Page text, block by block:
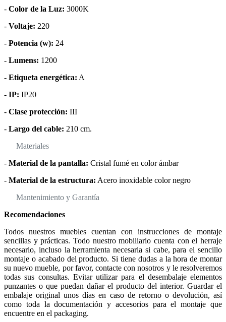
- Color de la Luz: 3000K
- Voltaje: 220
- Potencia (w): 24
- Lumens: 1200
- Etiqueta energética: A
- IP: IP20
- Clase protección: III
- Largo del cable: 210 cm.
Materiales
- Material de la pantalla: Cristal fumé en color ámbar
- Material de la estructura: Acero inoxidable color negro
Mantenimiento y Garantía
Recomendaciones
Todos nuestros muebles cuentan con instrucciones de montaje
sencillas y prácticas. Todo nuestro mobiliario cuenta con el herraje
necesario, incluso la herramienta necesaria si cabe, para el sencillo
montaje o acabado del producto. Si tiene dudas a la hora de montar
su nuevo mueble, por favor, contacte con nosotros y le resolveremos
todas sus consultas. Evitar utilizar para el desembalaje elementos
punzantes o que puedan dañar el producto del interior. Guardar el
embalaje original unos días en caso de retorno o devolución, así
como toda la documentación y accesorios para el montaje que
encuentre en el packaging.